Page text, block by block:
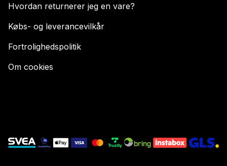
Hvordan returnerer jeg en vare?
Købs- og leverancevilkår
Fortrolighedspolitik
Om cookies